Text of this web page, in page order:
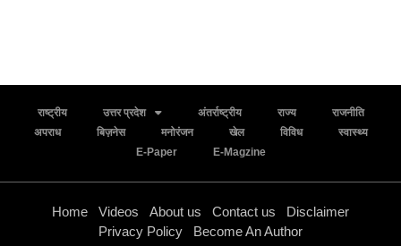
राष्ट्रीय उत्तर प्रदेश अंतर्राष्ट्रीय राज्य
राजनीति
अपराध
बिज़नेस मनोरंजन खेल विविध
स्वास्थ्य
E-Paper
E-Magzine
Home Videos About us Contact us
Disclaimer
Privacy Policy
Become An Author